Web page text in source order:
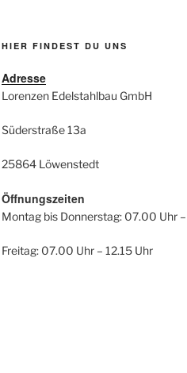
HIER FINDEST DU UNS
Adresse
Lorenzen Edelstahlbau GmbH
Süderstraße 13a
25864 Löwenstedt
Öffnungszeiten
Montag bis Donnerstag: 07.00 Uhr
Freitag: 07.00 Uhr – 12.15 Uhr